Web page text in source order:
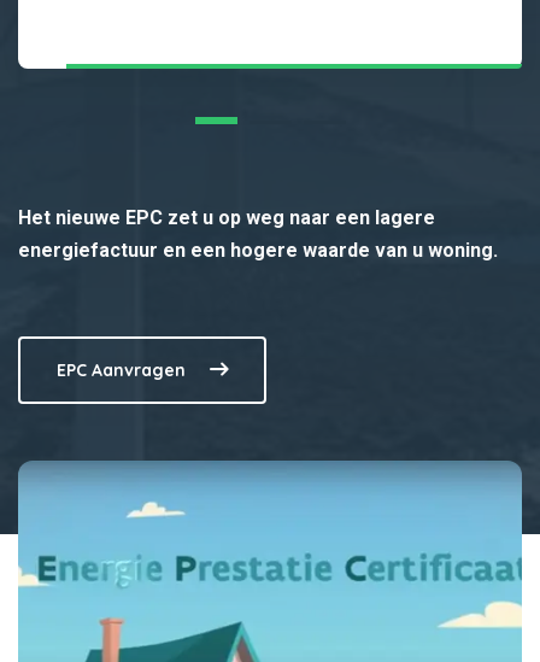
Het nieuwe EPC zet u op weg naar een lagere
energiefactuur en een hogere waarde van u woning.
EPC Aanvragen